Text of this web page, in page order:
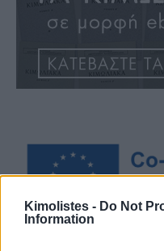
Kimolistes - Do Not
Information